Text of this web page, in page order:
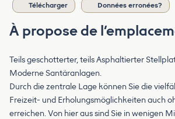
Télécharger Données erronées?
À propose de
Teils geschotterter, teils Asphaltierter
Moderne Santäranlagen.
Durch die zentrale Lage können Sie die
Freizeit- und Erholungsmöglichkeiten auch
erreichen. Von hier aus sind Sie in wenigen